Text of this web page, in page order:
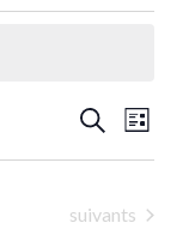
et
Recherche
de
vues
Liste
Évènements
suivants